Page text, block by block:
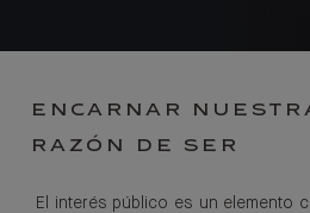
ENCARNAR
RAZÓN DE SER
El interés público es un elemento